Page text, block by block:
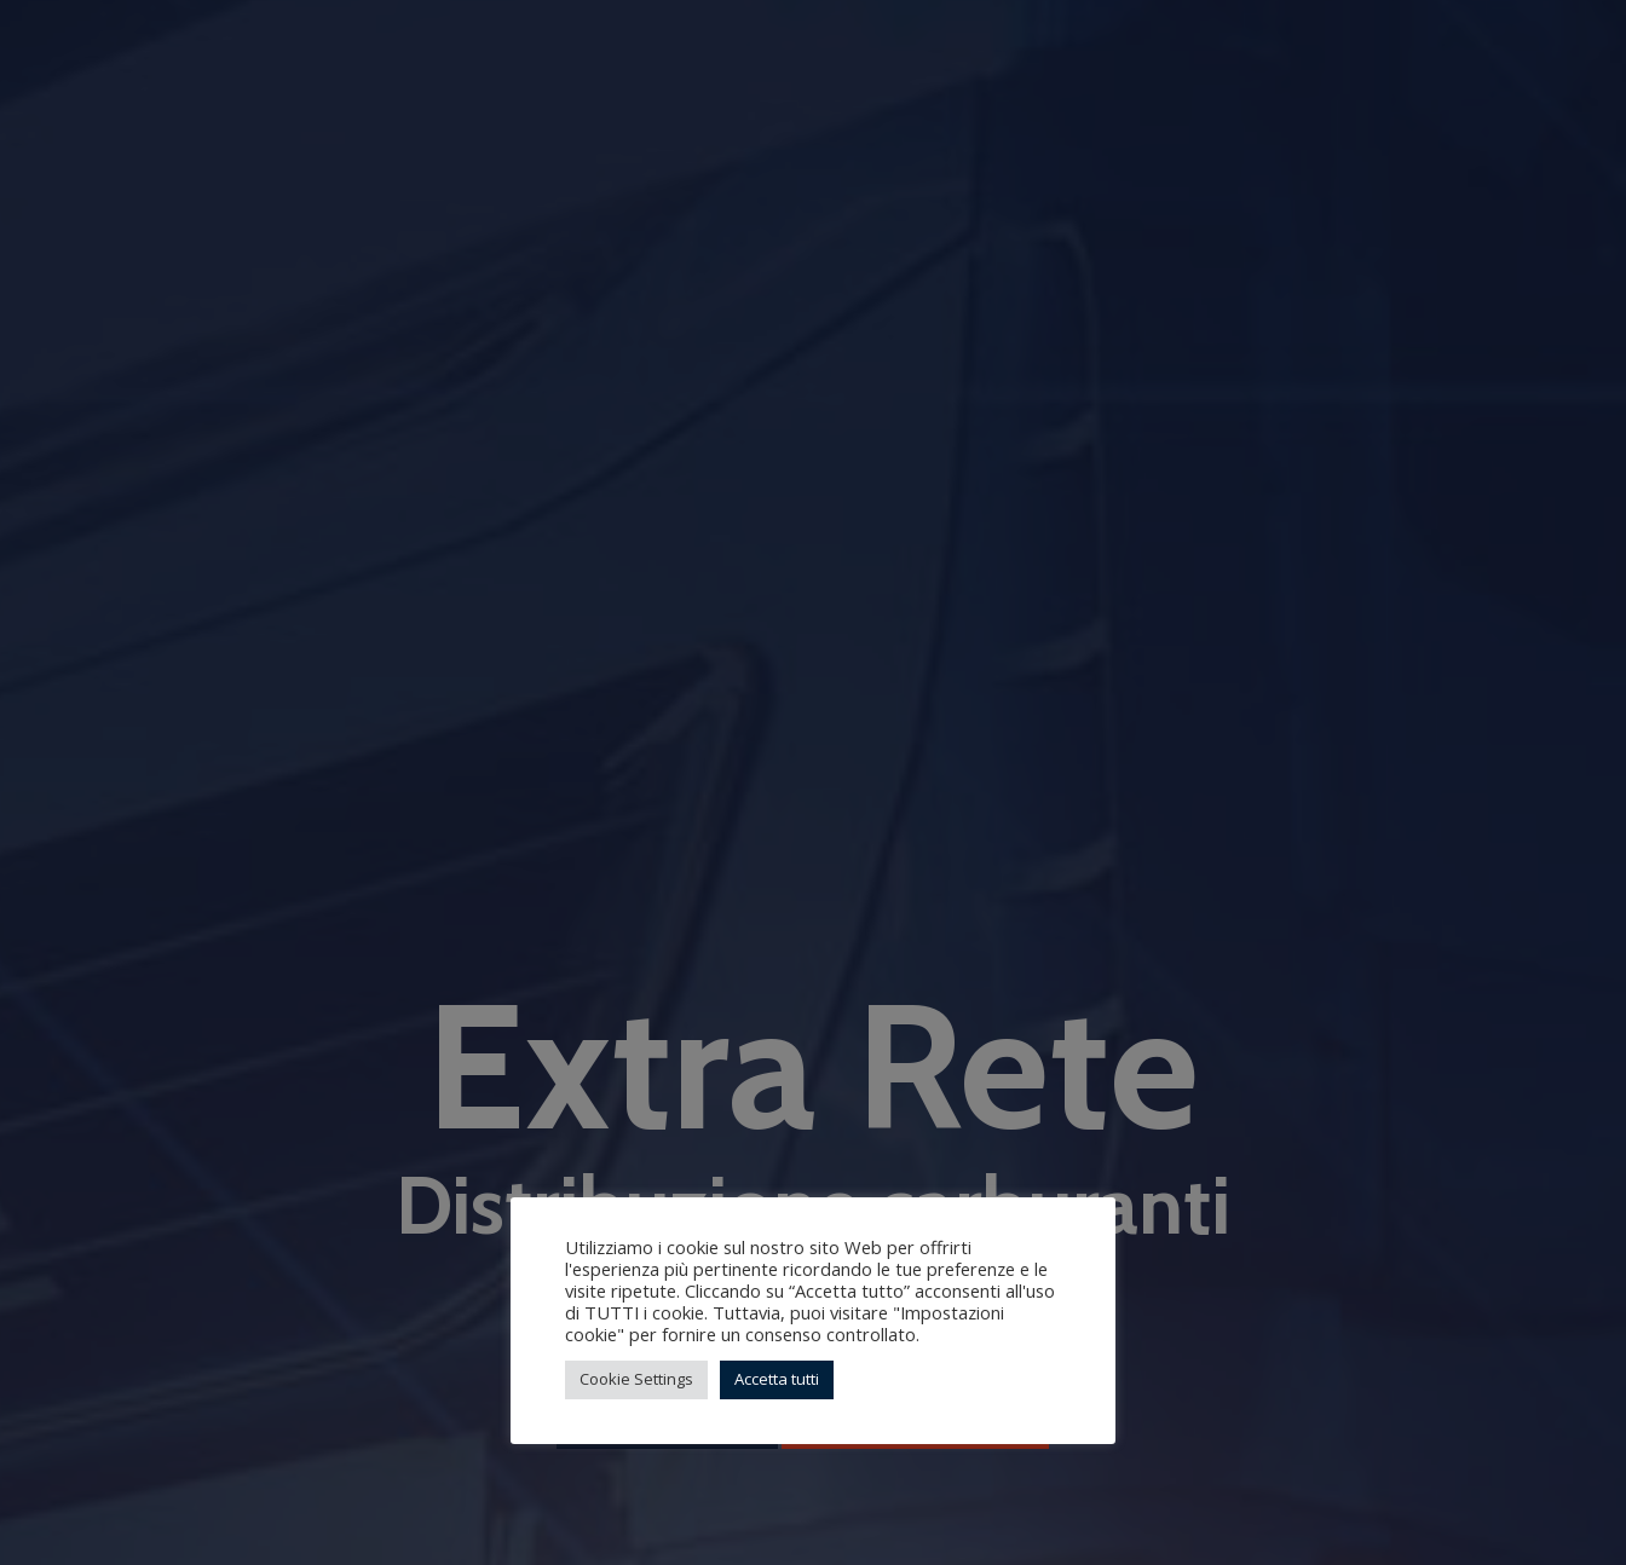
Extra Rete
Distribuzione carburanti
Una consegna veloce e puntuale, grazie ai nostri mezzi
ritiriamo direttamente delle raffinerie
Utilizziamo i cookie sul nostro sito Web per offrirti
l'esperienza più pertinente ricordando le tue preferenze e le
visite ripetute. Cliccando su “Accetta tutto” acconsenti all'uso
di TUTTI i cookie. Tuttavia, puoi visitare "Impostazioni
cookie" per fornire un consenso controllato.
Cookie Settings Accetta tutti